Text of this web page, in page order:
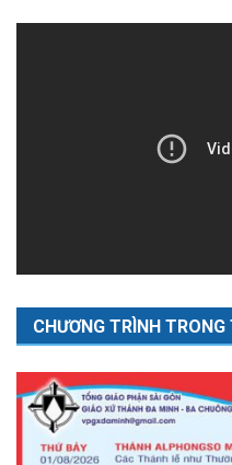
CHƯƠNG TRÌNH TRONG